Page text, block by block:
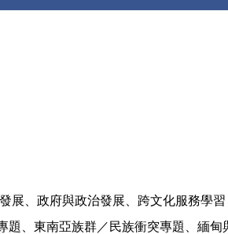
展、政府與政治發展、跨文化服務學
題、東南亞族群／民族衝突專題、緬甸